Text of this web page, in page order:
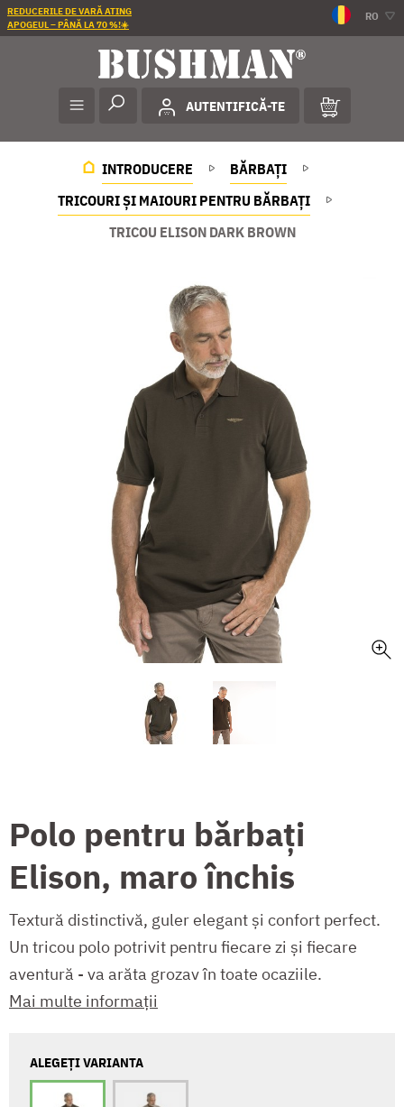
REDUCERILE DE VARĂ ATING
APOGEUL – PÂNĂ LA 70 %!☀️
RO
AUTENTIFICĂ-TE
INTRODUCERE
BĂRBAȚI
TRICOURI ȘI MAIOURI PENTRU BĂRBAȚI
TRICOU ELISON DARK BROWN
Polo pentru bărbați
Elison, maro închis
Textură distinctivă, guler elegant și confort perfect.
Un tricou polo potrivit pentru fiecare zi și fiecare
aventură - va arăta grozav în toate ocaziile.
Mai multe informații
ALEGEȚI VARIANTA